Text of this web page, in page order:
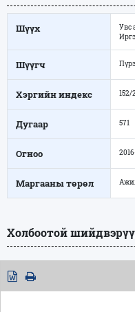
Шүүх
Увс
Шүүгч
Хэргийн индекс 152/
Дугаар 571
Огноо
Маргааны төрөл
Холбоотой